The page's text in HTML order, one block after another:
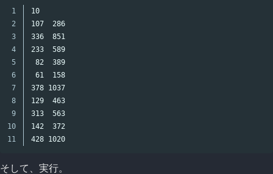
1
2
3
4
5
6
7
8
9
10
10
107  286
336  851
233  589
82  389
61  158
378 1037
129  463
313  563
142  372
そして、実行。